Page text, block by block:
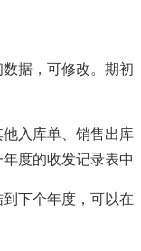
据，可修改。期初
入库单、销售出库
度的收发记录表中
下个年度，可以在